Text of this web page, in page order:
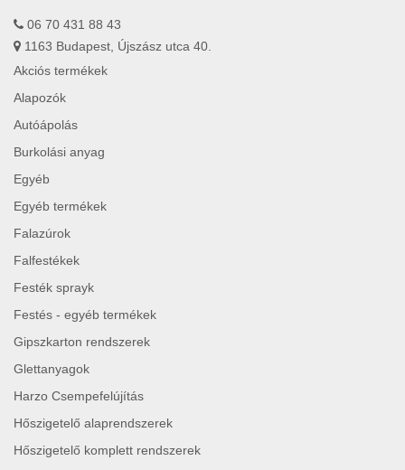
06 70 431 88 43
1163 Budapest, Újszász utca 40.
Akciós termékek
Alapozók
Autóápolás
Burkolási anyag
Egyéb
Egyéb termékek
Falazúrok
Falfestékek
Festék sprayk
Festés - egyéb termékek
Gipszkarton rendszerek
Glettanyagok
Harzo Csempefelújítás
Hőszigetelő alaprendszerek
Hőszigetelő komplett rendszerek